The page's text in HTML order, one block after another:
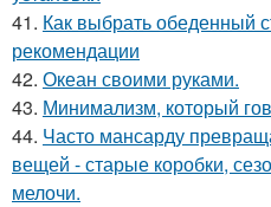
41. Как выбрать обеденный
рекомендации
42. Океан своими руками.
43. Минимализм, который
44. Часто мансарду
вещей - старые коробки,
мелочи.